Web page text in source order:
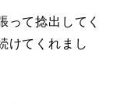
って捻出してく
けてくれまし